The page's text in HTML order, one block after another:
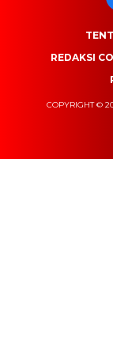
REDAKSI
COPYRIGHT ©